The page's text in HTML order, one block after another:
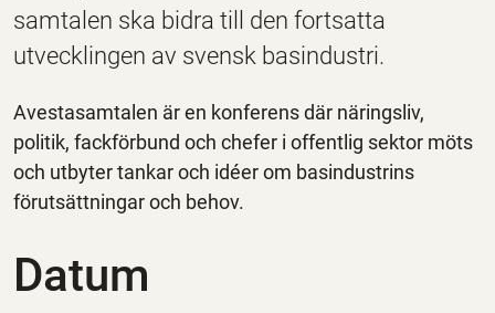
samtalen ska bidra till den fortsatta
utvecklingen av svensk basindustri.
Avestasamtalen är en konferens där näringsliv,
politik, fackförbund och chefer i offentlig sektor möts
och utbyter tankar och idéer om basindustrins
förutsättningar och behov.
Datum